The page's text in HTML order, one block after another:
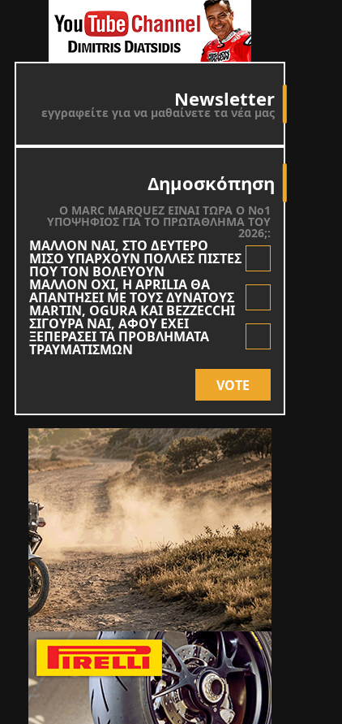
Newsletter
εγγραφείτε για να μαθαίνετε τα νέα μας
Δημοσκόπηση
O MARC MARQUEZ ΕΙΝΑΙ ΤΩΡΑ Ο Νο1
ΥΠΟΨΗΦΙΟΣ ΓΙΑ ΤΟ ΠΡΩΤΑΘΛΗΜΑ ΤΟΥ
2026;:
ΜΑΛΛΟΝ ΝΑΙ, ΣΤΟ ΔΕΥΤΕΡΟ
ΜΙΣΟ ΥΠΑΡΧΟΥΝ ΠΟΛΛΕΣ ΠΙΣΤΕΣ
ΠΟΥ ΤΟΝ ΒΟΛΕΥΟΥΝ
ΜΑΛΛΟΝ ΟΧΙ, Η APRILIA ΘΑ
ΑΠΑΝΤΗΣΕΙ ΜΕ ΤΟΥΣ ΔΥΝΑΤΟΥΣ
MARTIN, OGURA KAI BEZZECCHI
ΣΙΓΟΥΡΑ ΝΑΙ, ΑΦΟΥ ΕΧΕΙ
ΞΕΠΕΡΑΣΕΙ ΤΑ ΠΡΟΒΛΗΜΑΤΑ
ΤΡΑΥΜΑΤΙΣΜΩΝ
VOTE